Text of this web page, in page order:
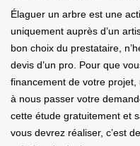
Élaguer un arbre est une
uniquement auprès d’un
bon choix du prestataire,
devis d’un pro. Pour que
financement de votre
à nous passer votre
cette étude gratuitement et
vous devrez réaliser, c’est